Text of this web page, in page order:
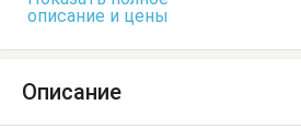
описание и цены
Описание